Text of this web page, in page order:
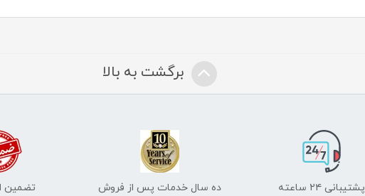
برگشت به بالا
پشتیبانی ۲۴ ساعته ده سال خدمات پس از فروش تضمین